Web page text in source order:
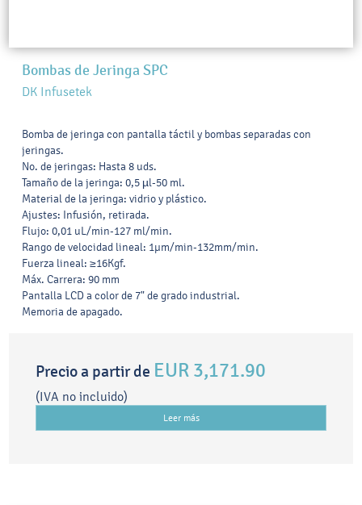
Bombas de Jeringa SPC
DK Infusetek
Bomba de jeringa con pantalla táctil y bombas separadas con
jeringas.
No. de jeringas: Hasta 8 uds.
Tamaño de la jeringa: 0,5 µl-50 ml.
Material de la jeringa: vidrio y plástico.
Ajustes: Infusión, retirada.
Flujo: 0,01 uL/min-127 ml/min.
Rango de velocidad lineal: 1μm/min-132mm/min.
Fuerza lineal: ≥16Kgf.
Máx. Carrera: 90 mm
Pantalla LCD a color de 7" de grado industrial.
Memoria de apagado.
Precio a partir de EUR 3,171.90
(IVA no incluido)
Leer más